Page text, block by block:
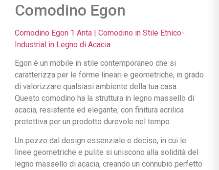
Comodino Egon
Comodino Egon 1 Anta | Comodino in Stile Etnico-
Industrial in Legno di Acacia
Egon è un mobile in stile contemporaneo che si
caratterizza per le forme lineari e geometriche, in grado
di valorizzare qualsiasi ambiente della tua casa.
Questo comodino ha la struttura in legno massello di
acacia, resistente ed elegante, con finitura acrilica
protettiva per un prodotto durevole nel tempo.
Un pezzo dal design essenziale e deciso, in cui le
linee geometriche e pulite si uniscono alla solidità del
legno massello di acacia, creando un connubio perfetto